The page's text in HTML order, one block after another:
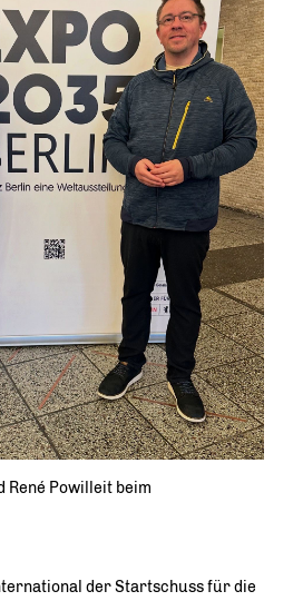
René Powilleit beim
der Startschuss für die